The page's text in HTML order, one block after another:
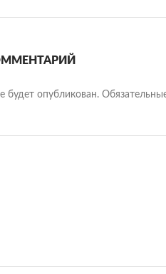
будет опубликован.